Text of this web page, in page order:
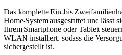
Das komplette Ein-bis
Home-System ausgestattet und lässt
Ihrem Smartphone oder Tablett
WLAN installiert, sodass die
sichergestellt ist.